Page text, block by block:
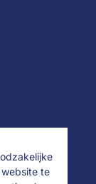
te